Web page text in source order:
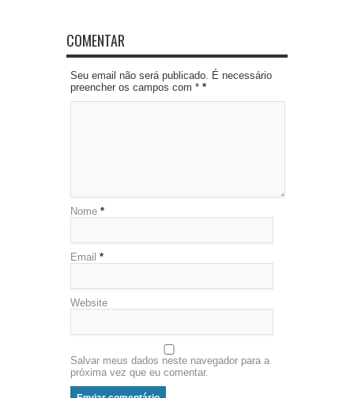
COMENTAR
Seu email não será publicado. É necessário
preencher os campos com * *
Nome *
Email *
Website
Salvar meus dados neste navegador para a
próxima vez que eu comentar.